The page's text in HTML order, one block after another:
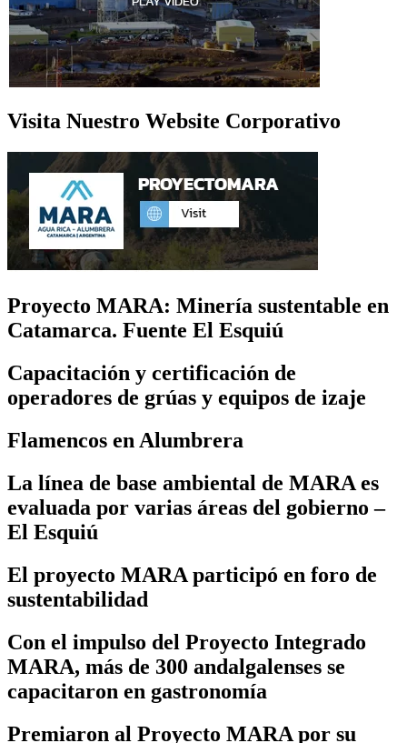
Visita Nuestro Website Corporativo
Proyecto MARA: Minería sustentable en
Catamarca. Fuente El Esquiú
Capacitación y certificación de
operadores de grúas y equipos de izaje
Flamencos en Alumbrera
La línea de base ambiental de MARA es
evaluada por varias áreas del gobierno –
El Esquiú
El proyecto MARA participó en foro de
sustentabilidad
Con el impulso del Proyecto Integrado
MARA, más de 300 andalgalenses se
capacitaron en gastronomía
Premiaron al Proyecto MARA por su